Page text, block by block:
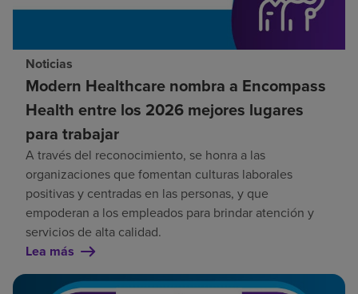
Noticias
Modern Healthcare nombra a Encompass
Health entre los 2026 mejores lugares
para trabajar
A través del reconocimiento, se honra a las
organizaciones que fomentan culturas laborales
positivas y centradas en las personas, y que
empoderan a los empleados para brindar atención y
servicios de alta calidad.
Lea más